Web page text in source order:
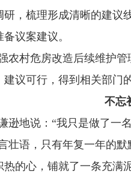
，梳理形成清晰的建
议案建议。
农村危房改造后续维护
议可行，得到相关部门
不忘
逊地说： “我只是做了一
壮语，只有年复一年的
的心，铺就了一条充